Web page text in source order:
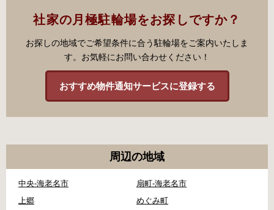
社家の月極駐輪場をお探しですか？
お探しの地域でご希望条件に合う駐輪場をご案内いたしま
す。お気軽にお問い合わせください！
おすすめ物件通知サービスに登録する
周辺の地域
中央-海老名市
扇町-海老名市
上郷
めぐみ町